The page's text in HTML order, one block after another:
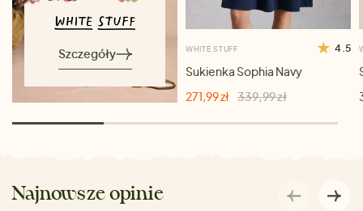
Szczegóły WHITE STUFF 4.5
Sukienka Sophia Navy
271,99 zł 339,99 zł
Najnowsze opinie